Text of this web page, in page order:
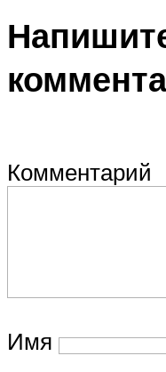
Комментарий
Имя